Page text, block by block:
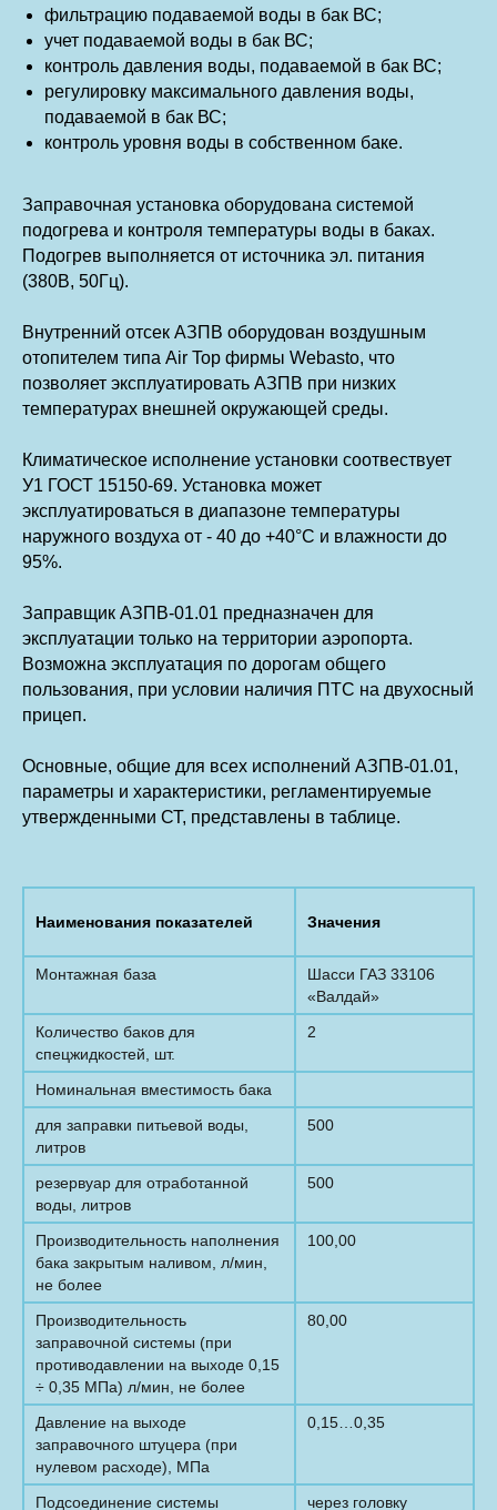
фильтрацию подаваемой воды в бак ВС;
учет подаваемой воды в бак ВС;
контроль давления воды, подаваемой в бак ВС;
регулировку максимального давления воды,
подаваемой в бак ВС;
контроль уровня воды в собственном баке.
Заправочная установка оборудована системой
подогрева и контроля температуры воды в баках.
Подогрев выполняется от источника эл. питания
(380В, 50Гц).
Внутренний отсек АЗПВ оборудован воздушным
отопителем типа Air Top фирмы Webasto, что
позволяет эксплуатировать АЗПВ при низких
температурах внешней окружающей среды.
Климатическое исполнение установки соотвествует
У1 ГОСТ 15150-69. Установка может
эксплуатироваться в диапазоне температуры
наружного воздуха от - 40 до +40°С и влажности до
95%.
Заправщик АЗПВ-01.01 предназначен для
эксплуатации только на территории аэропорта.
Возможна эксплуатация по дорогам общего
пользования, при условии наличия ПТС на двухосный
прицеп.
Основные, общие для всех исполнений АЗПВ-01.01,
параметры и характеристики, регламентируемые
утвержденными СТ, представлены в таблице.
Наименования показателей Значения
Монтажная база
Шасси ГАЗ 33106
«Валдай»
Количество баков для
спецжидкостей, шт.
2
Номинальная вместимость бака
для заправки питьевой воды,
литров
500
резервуар для отработанной
воды, литров
500
Производительность наполнения
бака закрытым наливом, л/мин,
не более
100,00
Производительность
заправочной системы (при
противодавлении на выходе 0,15
÷ 0,35 МПа) л/мин, не более
80,00
Давление на выходе
заправочного штуцера (при
нулевом расходе), МПа
0,15…0,35
Подсоединение системы через головку